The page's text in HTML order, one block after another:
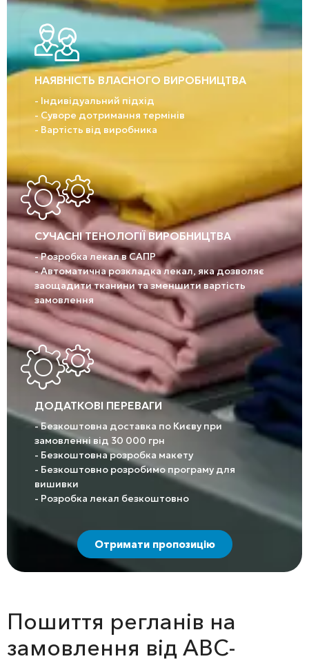
НАЯВНІСТЬ ВЛАСНОГО ВИРОБНИЦТВА
- Індивідуальний підхід
- Суворе дотримання термінів
- Вартість від виробника
СУЧАСНІ ТЕНОЛОГІЇ ВИРОБНИЦТВА
- Розробка лекал в САПР
- Автоматична розкладка лекал, яка дозволяє
заощадити тканини та зменшити вартість
замовлення
ДОДАТКОВІ ПЕРЕВАГИ
- Безкоштовна доставка по Києву при
замовленні від 30 000 грн
- Безкоштовна розробка макету
- Безкоштовно розробимо програму для
вишивки
- Розробка лекал безкоштовно
Отримати пропозицію
Пошиття регланів на
замовлення від АВС-